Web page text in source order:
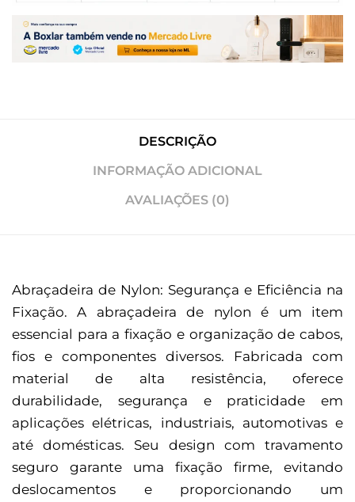
DESCRIÇÃO
INFORMAÇÃO ADICIONAL
AVALIAÇÕES (0)
Abraçadeira de Nylon: Segurança e Eficiência na
Fixação. A abraçadeira de nylon é um item
essencial para a fixação e organização de cabos,
fios e componentes diversos. Fabricada com
material de alta resistência, oferece
durabilidade, segurança e praticidade em
aplicações elétricas, industriais, automotivas e
até domésticas. Seu design com travamento
seguro garante uma fixação firme, evitando
deslocamentos e proporcionando um